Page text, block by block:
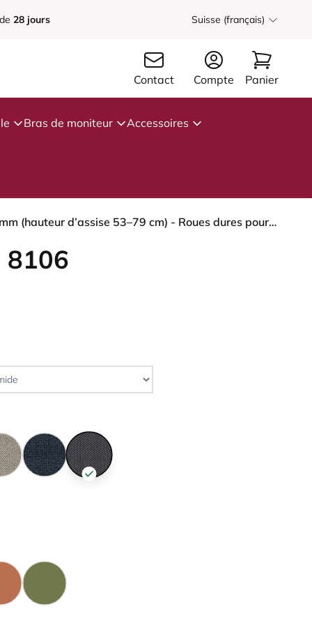
28 jours Suisse (français)
Contact Compte Panier
Bras de moniteur Accessoires
HÅG Capisco 8106 - Capture (Gabriel) - Laine / Polyamide - CPT4601 - Dark grey - Argent - 265 mm (hauteur d’assise 53–79 cm) - Roues dures pour sols souples
8106